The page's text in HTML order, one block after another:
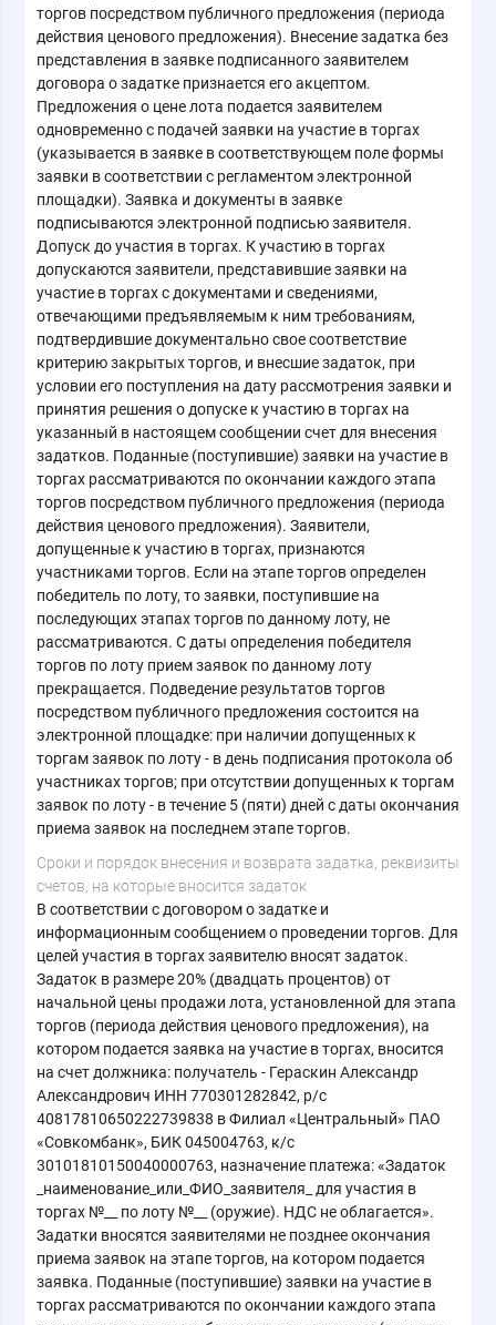
торгов посредством публичного предложения (периода
действия ценового предложения). Внесение задатка без
представления в заявке подписанного заявителем
договора о задатке признается его акцептом.
Предложения о цене лота подается заявителем
одновременно с подачей заявки на участие в торгах
(указывается в заявке в соответствующем поле формы
заявки в соответствии с регламентом электронной
площадки). Заявка и документы в заявке
подписываются электронной подписью заявителя.
Допуск до участия в торгах. К участию в торгах
допускаются заявители, представившие заявки на
участие в торгах с документами и сведениями,
отвечающими предъявляемым к ним требованиям,
подтвердившие документально свое соответствие
критерию закрытых торгов, и внесшие задаток, при
условии его поступления на дату рассмотрения заявки и
принятия решения о допуске к участию в торгах на
указанный в настоящем сообщении счет для внесения
задатков. Поданные (поступившие) заявки на участие в
торгах рассматриваются по окончании каждого этапа
торгов посредством публичного предложения (периода
действия ценового предложения). Заявители,
допущенные к участию в торгах, признаются
участниками торгов. Если на этапе торгов определен
победитель по лоту, то заявки, поступившие на
последующих этапах торгов по данному лоту, не
рассматриваются. С даты определения победителя
торгов по лоту прием заявок по данному лоту
прекращается. Подведение результатов торгов
посредством публичного предложения состоится на
электронной площадке: при наличии допущенных к
торгам заявок по лоту - в день подписания протокола об
участниках торгов; при отсутствии допущенных к торгам
заявок по лоту - в течение 5 (пяти) дней с даты окончания
приема заявок на последнем этапе торгов.
Cроки и порядок внесения и возврата задатка, реквизиты
счетов, на которые вносится задаток
В соответствии с договором о задатке и
информационным сообщением о проведении торгов. Для
целей участия в торгах заявителю вносят задаток.
Задаток в размере 20% (двадцать процентов) от
начальной цены продажи лота, установленной для этапа
торгов (периода действия ценового предложения), на
котором подается заявка на участие в торгах, вносится
на счет должника: получатель - Гераскин Александр
Александрович ИНН 770301282842, р/с
40817810650222739838 в Филиал «Центральный» ПАО
«Совкомбанк», БИК 045004763, к/с
30101810150040000763, назначение платежа: «Задаток
_наименование_или_ФИО_заявителя_ для участия в
торгах №__ по лоту №__ (оружие). НДС не облагается».
Задатки вносятся заявителями не позднее окончания
приема заявок на этапе торгов, на котором подается
заявка. Поданные (поступившие) заявки на участие в
торгах рассматриваются по окончании каждого этапа